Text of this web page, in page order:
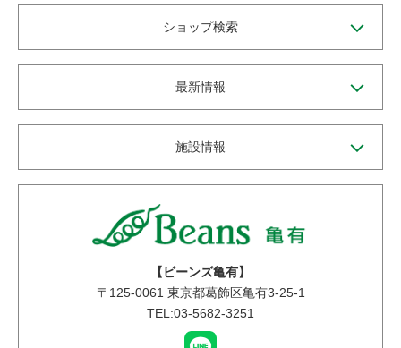
ショップ検索
最新情報
施設情報
【ビーンズ亀有】
〒 125-0061 東京都葛飾区亀有3-25-1
TEL:03-5682-3251